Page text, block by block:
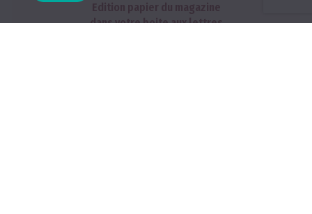
Edition papier du magazine
dans votre boite aux lettres